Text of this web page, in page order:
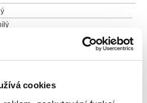
cookies
International Film Festival
Mention, Documentary of the monthe